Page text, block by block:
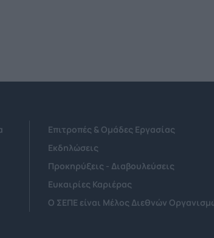
Επιτροπές & Ομάδες Εργασίας
Εκδηλώσεις
Προκηρύξεις - Διαβουλεύσεις
Ευκαιρίες Καριέρας
Ο ΣΕΠΕ είναι Μέλος Διεθνών